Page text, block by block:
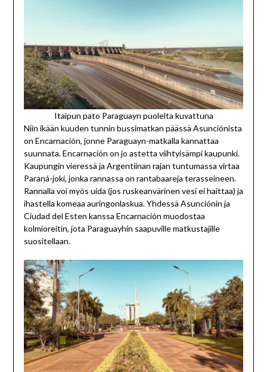
Itaipun pato Paraguayn puolelta kuvattuna
Niin ikään kuuden tunnin bussimatkan päässä Asunciónista
on Encarnación, jonne Paraguayn-matkalla kannattaa
suunnata. Encarnación on jo astetta viihtyisämpi kaupunki.
Kaupungin vieressä ja Argentiinan rajan tuntumassa virtaa
Paraná-joki, jonka rannassa on rantabaareja terasseineen.
Rannalla voi myös uida (jos ruskeanvärinen vesi ei haittaa) ja
ihastella komeaa auringonlaskua. Yhdessä Asunciónin ja
Ciudad del Esten kanssa Encarnación muodostaa
kolmioreitin, jota Paraguayhin saapuville matkustajille
suositellaan.